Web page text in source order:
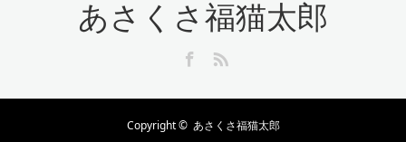
あさくさ福猫太郎
Copyright © あさくさ福猫太郎